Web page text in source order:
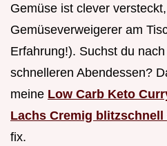
Gemüse ist clever
Gemüseverweigerer am
Erfahrung!). Suchst du
schnelleren Abendessen?
meine Low Carb Keto
Lachs Cremig blitzschnell
fix.